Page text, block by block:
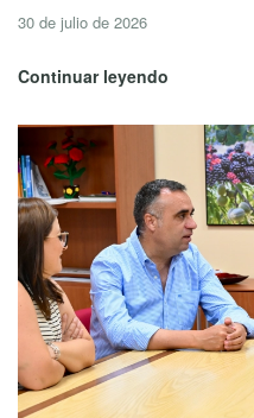
30 de julio de 2026
Continuar leyendo